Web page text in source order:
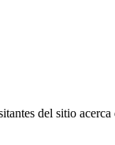
del sitio